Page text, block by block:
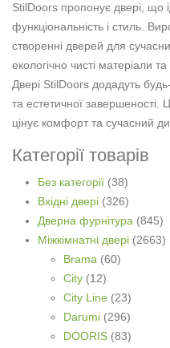
StilDoors пропонує двері, що
функціональність і стиль.
створенні дверей для
екологічно чисті матеріали
Двері StilDoors додадуть
та естетичної завершеності.
цінує комфорт та сучасний
Категорії товарів
Без категорії (38)
Вхідні двері (326)
Дверна фурнітура (845)
Міжкімнатні двері (2663)
Brama (60)
City (12)
City Line (23)
Darumi (296)
DOORIS (83)